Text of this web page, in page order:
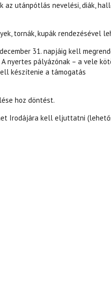
utánpótlás nevelési, diák,
tornák, kupák rendezésével
31. napjáig kell
nyertes pályázónak – a vele
készítenie a támogatás
hoz döntést.
Irodájára kell eljuttatni